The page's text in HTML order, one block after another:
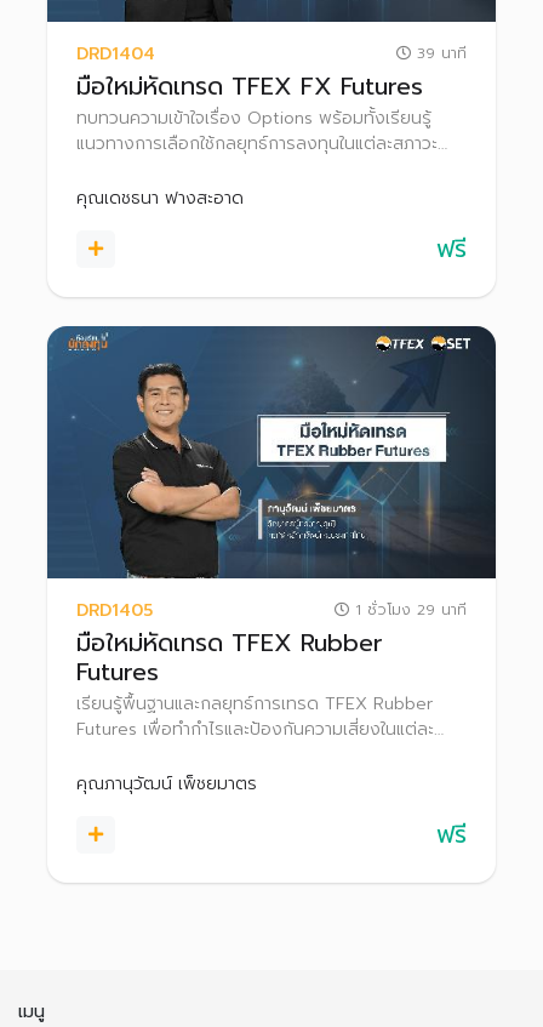
DRD1404 39 นาที
มือใหม่หัดเทรด TFEX FX Futures
ทบทวนความเข้าใจเรื่อง Options พร้อมทั้งเรียนรู้
แนวทางการเลือกใช้กลยุทธ์การลงทุนในแต่ละสภาวะ
ตัดสินใจในการเทรด Options
คุณเดชธนา ฟางสะอาด
ฟรี
DRD1405 1 ชั่วโมง 29 นาที
มือใหม่หัดเทรด TFEX Rubber
Futures
เรียนรู้พื้นฐานและกลยุทธ์การเทรด TFEX Rubber
Futures เพื่อทำกำไรและป้องกันความเสี่ยงในแต่ละ
คุณภานุวัฒน์ เพ็ชยมาตร
ฟรี
เมนู